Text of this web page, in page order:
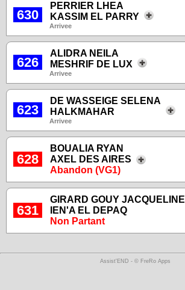
630
PERRIER LHEA
KASSIM EL PARRY
Arrivee
626
ALIDRA NEILA
MESHRIF DE LUX
Arrivee
623
DE WASSEIGE SELENA
HALKMAHAR
Arrivee
628
BOUALIA RYAN
AXEL DES AIRES
Abandon (VG1)
631
GIRARD GOUY JACQUELINE
IEN'A EL DEPAQ
Non Partant
Assist'END - © FreRo Apps